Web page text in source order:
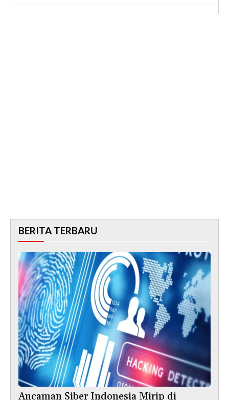
BERITA TERBARU
Ancaman Siber Indonesia Mirip di